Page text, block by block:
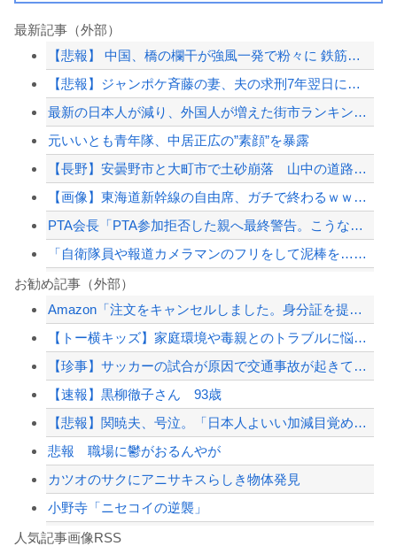
最新記事（外部）
【悲報】 中国、橋の欄干が強風一発で粉々に 鉄筋ゼロ 当局「接着剤でくっつけただ...
【悲報】ジャンポケ斉藤の妻、夫の求刑7年翌日にウキウキでInstagram更新
最新の日本人が減り、外国人が増えた街市ランキングをご覧下さい→5位川口市、4位京...
元いいとも青年隊、中居正広の”素顔”を暴露
【長野】安曇野市と大町市で土砂崩落 山中の道路が寸断 宿泊客や登山客など計400...
【画像】東海道新幹線の自由席、ガチで終わるｗｗｗｗ
PTA会長「PTA参加拒否した親へ最終警告。こうなってもいい？」
「自衛隊員や報道カメラマンのフリをして泥棒を…」500万円分の預金通帳を盗まれた...
ショートスリーパー堀大輔氏、涙を流す
【夏の悲劇】父親、溺れた息子を救おうとしてﾀﾋ亡 →専門家も警鐘「救助は二次被害...
世耕議員、国会で審議・議決した予算を財務省が勝手に３兆円動かしていると指摘・問題...
【緊急速報】NYで警官が黒人男性の首を絞め、暴動第二波不可避へ
Powered by livedoor 相互RSS
お勧め記事（外部）
Amazon「注文をキャンセルしました。身分証を提出してください」 X民「は？怪...
【トー横キッズ】家庭環境や毒親とのトラブルに悩む若者「大人に相談しても具体的に何...
【珍事】サッカーの試合が原因で交通事故が起きてしまう。
【速報】黒柳徹子さん 93歳
【悲報】関暁夫、号泣。「日本人よいい加減目覚めろ！」と涙の訴え
悲報 職場に鬱がおるんやが
カツオのサクにアニサキスらしき物体発見
小野寺「ニセコイの逆襲」
人気記事画像RSS